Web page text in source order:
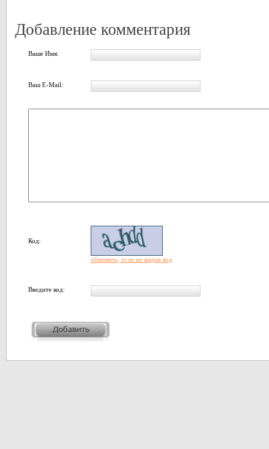
Добавление комментария
Ваше Имя:
Ваш E-Mail:
Код:
обновить, если не виден код
Введите код: